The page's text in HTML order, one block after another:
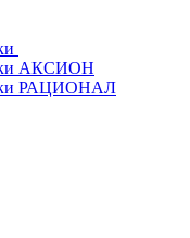
АКСИОН
РАЦИОНАЛ